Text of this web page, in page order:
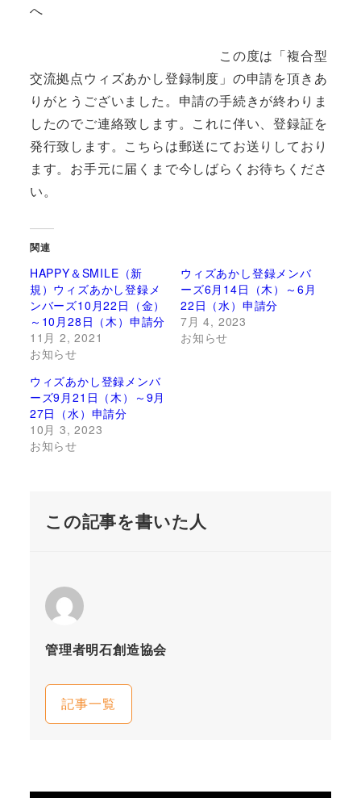
へ
この度は「複合型
交流拠点ウィズあかし登録制度」の申請を頂きあ
りがとうございました。申請の手続きが終わりま
したのでご連絡致します。これに伴い、登録証を
発行致します。こちらは郵送にてお送りしており
ます。お手元に届くまで今しばらくお待ちくださ
い。
関連
HAPPY＆SMILE（新
規）ウィズあかし登録メ
ンバーズ10月22日（金）
～10月28日（木）申請分
11月 2, 2021
お知らせ
ウィズあかし登録メンバ
ーズ6月14日（木）～6月
22日（水）申請分
7月 4, 2023
お知らせ
ウィズあかし登録メンバ
ーズ9月21日（木）～9月
27日（水）申請分
10月 3, 2023
お知らせ
この記事を書いた人
管理者明石創造協会
記事一覧